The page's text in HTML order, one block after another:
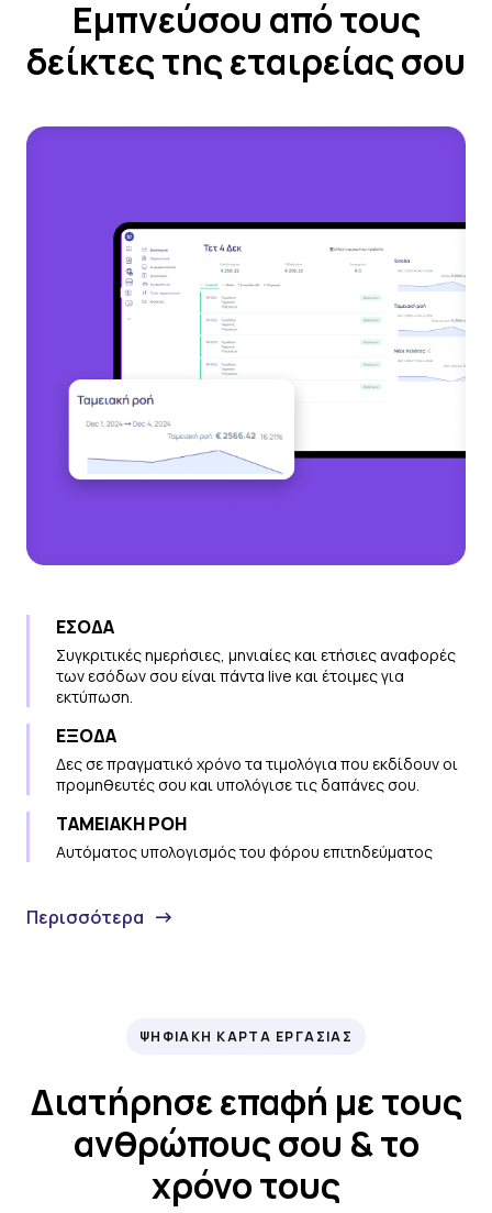
Εμπνεύσου από τους
δείκτες της εταιρείας σου
ΕΣΟΔΑ
Συγκριτικές ημερήσιες, μηνιαίες και ετήσιες αναφορές
των εσόδων σου είναι πάντα live και έτοιμες για
εκτύπωση.
ΕΞΟΔΑ
Δες σε πραγματικό χρόνο τα τιμολόγια που εκδίδουν οι
προμηθευτές σου και υπολόγισε τις δαπάνες σου.
ΤΑΜΕΙΑΚΗ ΡΟΗ
Αυτόματος υπολογισμός του φόρου επιτηδεύματος
Περισσότερα
ΨΗΦΙΑΚΗ ΚΑΡΤΑ ΕΡΓΑΣΙΑΣ
Διατήρησε επαφή με τους
ανθρώπους σου & το
χρόνο τους